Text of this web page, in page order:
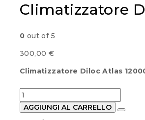
Climatizzatore
0 out of 5
300,00 €
Climatizzatore Diloc Atlas
Climatizzatore
Diloc
Atlas
AGGIUNGI AL CARRELLO